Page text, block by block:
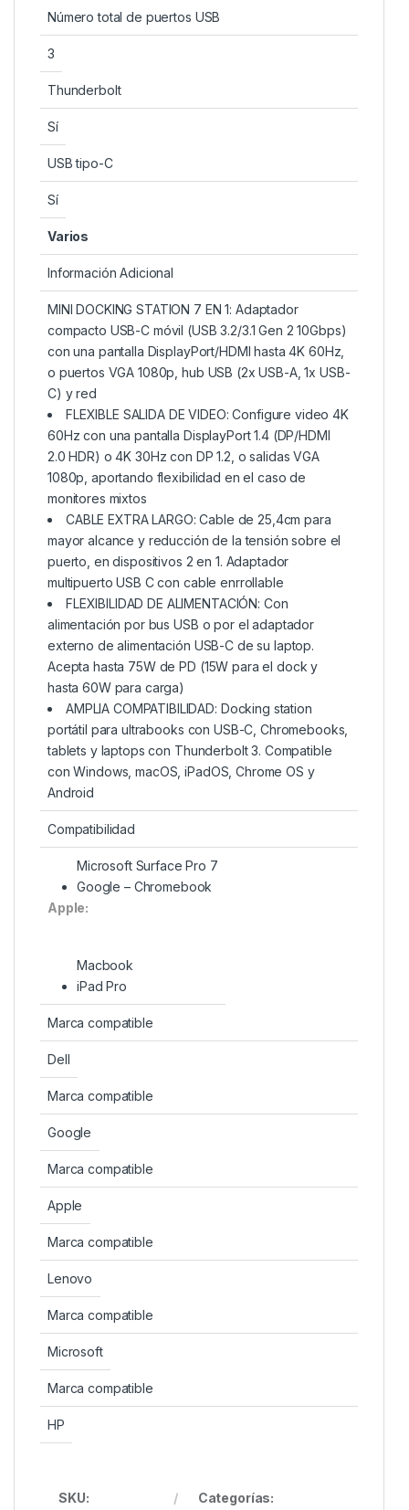
Número total de puertos USB
3
Thunderbolt
Sí
USB tipo-C
Sí
Varios
Información Adicional
MINI DOCKING STATION 7 EN 1: Adaptador
compacto USB-C móvil (USB 3.2/3.1 Gen 2 10Gbps)
con una pantalla DisplayPort/HDMI hasta 4K 60Hz,
o puertos VGA 1080p, hub USB (2x USB-A, 1x USB-
C) y red
FLEXIBLE SALIDA DE VIDEO: Configure video 4K
60Hz con una pantalla DisplayPort 1.4 (DP/HDMI
2.0 HDR) o 4K 30Hz con DP 1.2, o salidas VGA
1080p, aportando flexibilidad en el caso de
monitores mixtos
CABLE EXTRA LARGO: Cable de 25,4cm para
mayor alcance y reducción de la tensión sobre el
puerto, en dispositivos 2 en 1. Adaptador
multipuerto USB C con cable enrrollable
FLEXIBILIDAD DE ALIMENTACIÓN: Con
alimentación por bus USB o por el adaptador
externo de alimentación USB-C de su laptop.
Acepta hasta 75W de PD (15W para el dock y
hasta 60W para carga)
AMPLIA COMPATIBILIDAD: Docking station
portátil para ultrabooks con USB-C, Chromebooks,
tablets y laptops con Thunderbolt 3. Compatible
con Windows, macOS, iPadOS, Chrome OS y
Android
Compatibilidad
Microsoft Surface Pro 7
Google – Chromebook
Apple:
Macbook
iPad Pro
Marca compatible
Dell
Marca compatible
Google
Marca compatible
Apple
Marca compatible
Lenovo
Marca compatible
Microsoft
Marca compatible
HP
SKU:
Categorías: